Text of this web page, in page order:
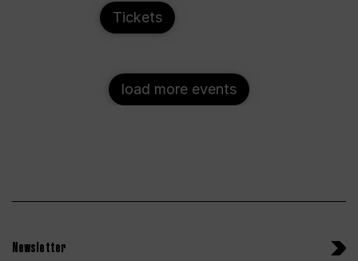
Tickets
load more events
Newsletter